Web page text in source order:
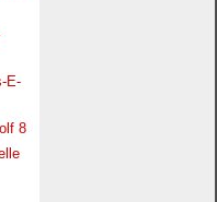
E-
8